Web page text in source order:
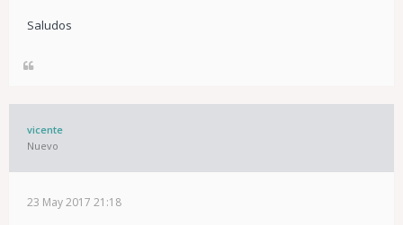
Saludos
vicente
Nuevo
23 May 2017 21:18